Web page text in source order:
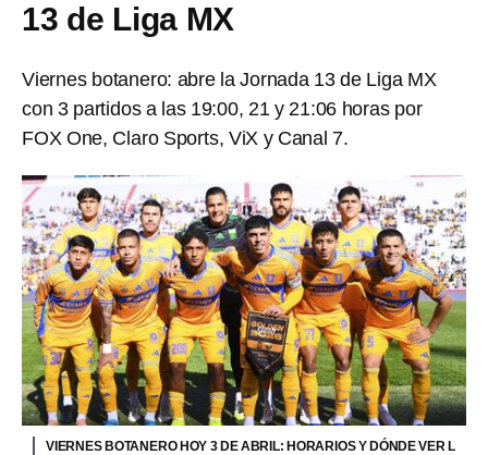
13 de Liga MX
Viernes botanero: abre la Jornada 13 de Liga MX
con 3 partidos a las 19:00, 21 y 21:06 horas por
FOX One, Claro Sports, ViX y Canal 7.
VIERNES BOTANERO HOY 3 DE ABRIL: HORARIOS Y DÓNDE VER L